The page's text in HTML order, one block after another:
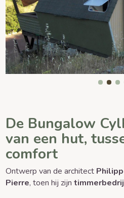
De Bungalow
van een hut,
comfort
Ontwerp van de architect
Pierre, toen hij zijn